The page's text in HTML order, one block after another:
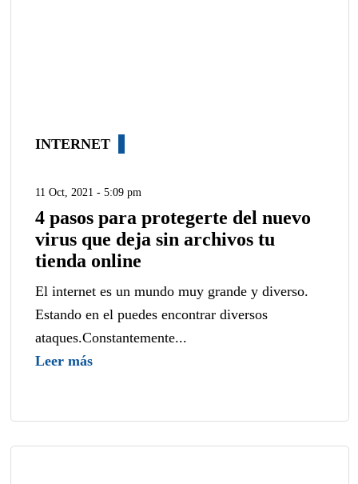
INTERNET
11 Oct, 2021 - 5:09 pm
4 pasos para protegerte del nuevo
virus que deja sin archivos tu
tienda online
El internet es un mundo muy grande y diverso.
Estando en el puedes encontrar diversos
ataques.Constantemente...
Leer más